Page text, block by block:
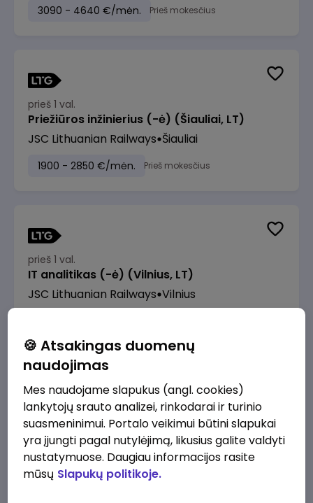
3090 - 4640 €/mėn. Prieš mokesčius
prieš 1 val.
Priežiūros inžinierius (-ė) (Šiauliai, LT)
JSC Lithuanian Railways Šiauliai
1900 - 2850 €/mėn. Prieš mokesčius
prieš 1 val.
IT analitikas (-ė) (Vilnius, LT)
JSC Lithuanian Railways Vilnius
prieš 1 val.
Turto apskaitos vadybininkė (-as)
Amber Grid Vilnius
2400 - 2600 €/mėn. Prieš mokesčius
🍪 Atsakingas duomenų
naudojimas
Mes naudojame slapukus (angl. cookies)
lankytojų srauto analizei, rinkodarai ir turinio
suasmeninimui. Portalo veikimui būtini slapukai
yra įjungti pagal nutylėjimą, likusius galite valdyti
nustatymuose. Daugiau informacijos rasite
mūsų Slapukų politikoje.